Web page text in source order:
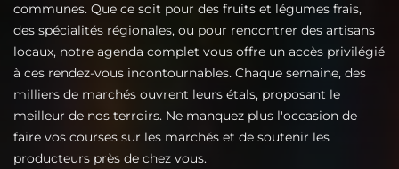
communes. Que ce soit pour des fruits et légumes frais,
des spécialités régionales, ou pour rencontrer des artisans
locaux, notre agenda complet vous offre un accès privilégié
à ces rendez-vous incontournables. Chaque semaine, des
milliers de marchés ouvrent leurs étals, proposant le
meilleur de nos terroirs. Ne manquez plus l'occasion de
faire vos courses sur les marchés et de soutenir les
producteurs près de chez vous.